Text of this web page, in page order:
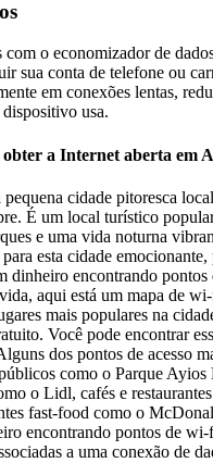
com o economizador de
sua conta de telefone ou
em conexões lentas,
usa.
obter a Internet aberta em
cidade pitoresca
É um local turístico
e uma vida noturna
esta cidade emocionante,
dinheiro encontrando
aqui está um mapa de
mais populares na
Você pode encontrar
dos pontos de acesso
como o Parque Ayios
o Lidl, cafés e
fast-food como o
encontrando pontos de
a uma conexão de